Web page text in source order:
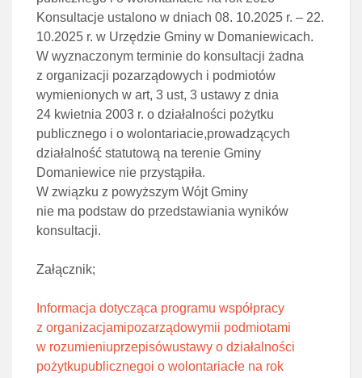
Konsultacje ustalono w dniach 08. 10.2025 r. – 22.
10.2025 r. w Urzędzie Gminy w Domaniewicach.
W wyznaczonym terminie do konsultacji żadna
z organizacji pozarządowych i podmiotów
wymienionych w art, 3 ust, 3 ustawy z dnia
24 kwietnia 2003 r. o działalności pożytku
publicznego i o wolontariacie,prowadzących
działalność statutową na terenie Gminy
Domaniewice nie przystąpiła.
W związku z powyższym Wójt Gminy
nie ma podstaw do przedstawiania wyników
konsultacji.
Załącznik;
Informacja dotycząca programu współpracy
z organizacjamipozarządowymii podmiotami
w rozumieniuprzepisówustawy o działalności
pożytkupublicznegoi o wolontariacłe na rok